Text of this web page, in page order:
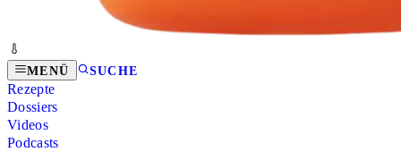
MENÜ SUCHE
Rezepte
Dossiers
Videos
Podcasts